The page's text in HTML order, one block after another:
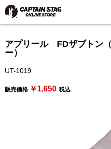
アプリール FDザブトン
ー）
UT-1019
販売価格 ￥1,650 税込